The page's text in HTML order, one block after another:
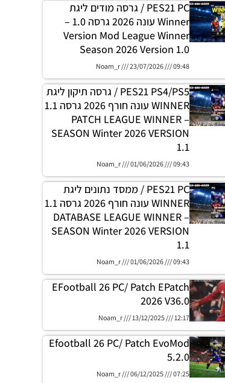
PES21 PC / גרסה מודים ליגת
Winner עונה 2026 גרסה 1.0 –
Version Mod League Winner
Season 2026 Version 1.0
Noam_r 23/07/2026 09:48
PES21 PS4/PS5 / גרסה תיקון ליגת
WINNER עונה חורף 2026 גרסה 1.1
– PATCH LEAGUE WINNER
SEASON Winter 2026 VERSION
1.1
Noam_r 01/06/2026 09:43
PES21 PC / ממסד נתונים ליגת
WINNER עונה חורף 2026 גרסה 1.1
– DATABASE LEAGUE WINNER
SEASON Winter 2026 VERSION
1.1
Noam_r 01/06/2026 09:43
EFootball 26 PC/ Patch EPatch
2026 V36.0
Noam_r 13/12/2025 12:17
Efootball 26 PC/ Patch EvoMod
5.2.0
Noam_r 06/12/2025 07:25